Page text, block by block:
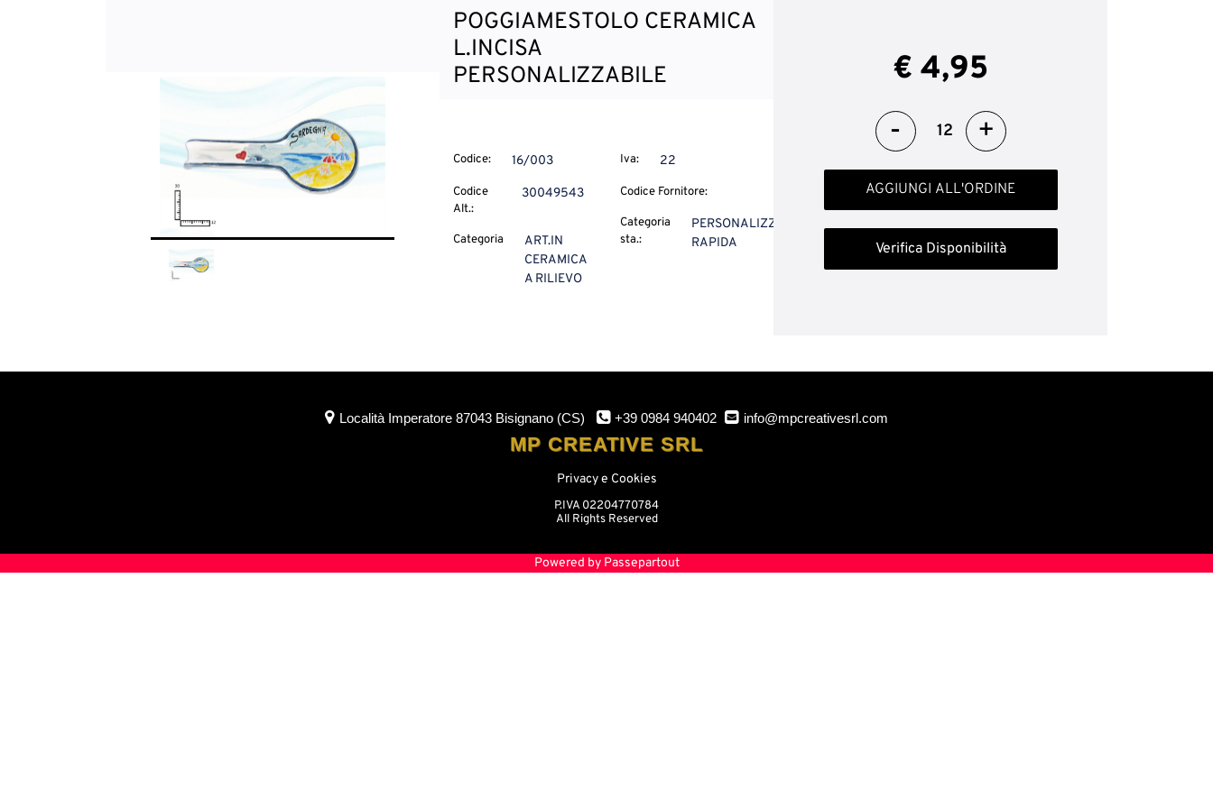
POGGIAMESTOLO CERAMICA
L.INCISA
PERSONALIZZABILE
Codice: 16/003
Codice
Alt.:
30049543
Categoria
ART.IN
CERAMICA
A RILIEVO
Iva: 22
Codice Fornitore:
Categoria
sta.:
PERSONALIZZ.
RAPIDA
€ 4,95
AGGIUNGI ALL'ORDINE
Verifica Disponibilità
Località Imperatore87043 Bisignano (CS) +39 0984 940402 info@mpcreativesrl.com
MP CREATIVE SRL
Privacy e Cookies
P.IVA 02204770784
All Rights Reserved
Powered by Passepartout